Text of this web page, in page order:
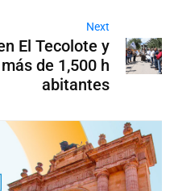
Next
El Tecolote y
de 1,500 h
abitantes